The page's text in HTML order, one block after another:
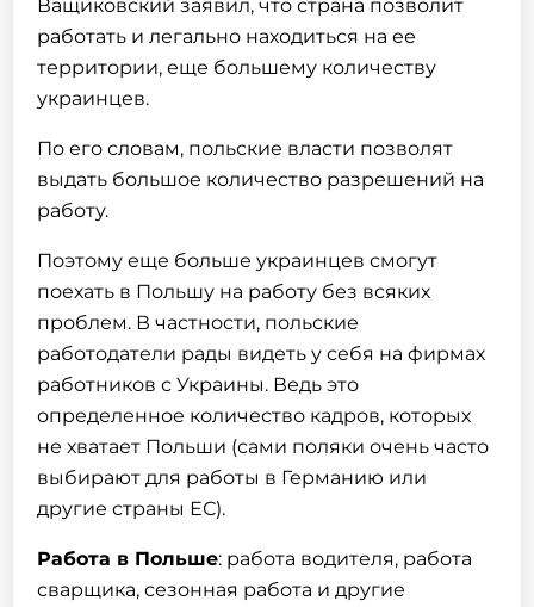
Ващиковский заявил, что страна позволит
работать и легально находиться на ее
территории, еще большему количеству
украинцев.
По его словам, польские власти позволят
выдать большое количество разрешений на
работу.
Поэтому еще больше украинцев смогут
поехать в Польшу на работу без всяких
проблем. В частности, польские
работодатели рады видеть у себя на фирмах
работников с Украины. Ведь это
определенное количество кадров, которых
не хватает Польши (сами поляки очень часто
выбирают для работы в Германию или
другие страны ЕС).
Работа в Польше: работа водителя, работа
сварщика, сезонная работа и другие